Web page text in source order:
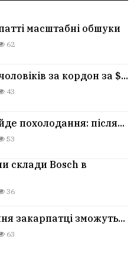
масштабні обшуки
62
за кордон за $...
43
похолодання: після...
53
склади Bosch в
36
закарпатці зможуть...
63